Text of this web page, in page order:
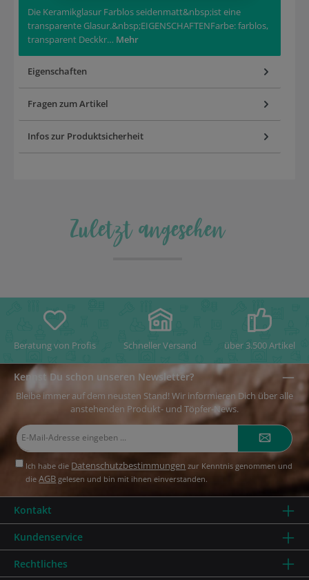
Die Keramikglasur Farblos seidenmatt&nbsp;ist eine
transparente Glasur.&nbsp;EIGENSCHAFTENFarbe: farblos,
transparent Deckkr… Mehr
Eigenschaften
Fragen zum Artikel
Infos zur Produktsicherheit
Zuletzt angesehen
Beratung von Profis Schneller Versand über 3.500 Artikel
Kennst Du schon unseren Newsletter?
Bleibe immer auf dem neusten Stand! Wir informieren Dich über alle
anstehenden Produkt- und Töpfer-News.
Ich habe die Datenschutzbestimmungen zur Kenntnis genommen und
dieAGB gelesen und bin mit ihnen einverstanden.
Kundenservice
Rechtliches
Kontakt